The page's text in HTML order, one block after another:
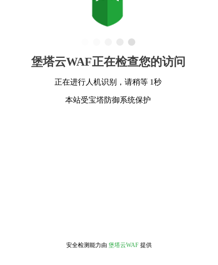
堡塔云WAF正在检查您的访问
正在进行人机识别，请稍等 1秒
本站受宝塔防御系统保护
安全检测能力由 堡塔云WAF 提供